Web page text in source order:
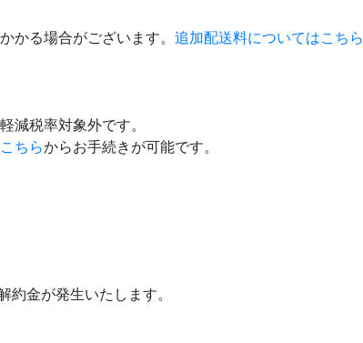
かる場合がございます。 追加配送料についてはこちら
減税率対象外です。
こちらからお手続きが可能です。
金が発生いたします。